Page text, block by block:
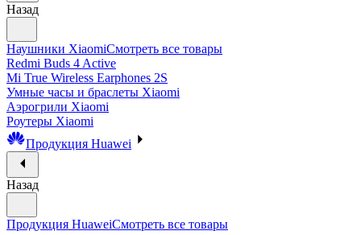
Назад
Наушники XiaomiСмотреть все товары
Redmi Buds 4 Active
Mi True Wireless Earphones 2S
Умные часы и браслеты Xiaomi
Аэрогрили Xiaomi
Роутеры Xiaomi
Продукция Huawei
Назад
Продукция HuaweiСмотреть все товары